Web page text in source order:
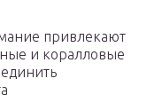
привлекают
и коралловые